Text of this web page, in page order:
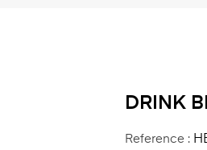
DRINK
Reference :